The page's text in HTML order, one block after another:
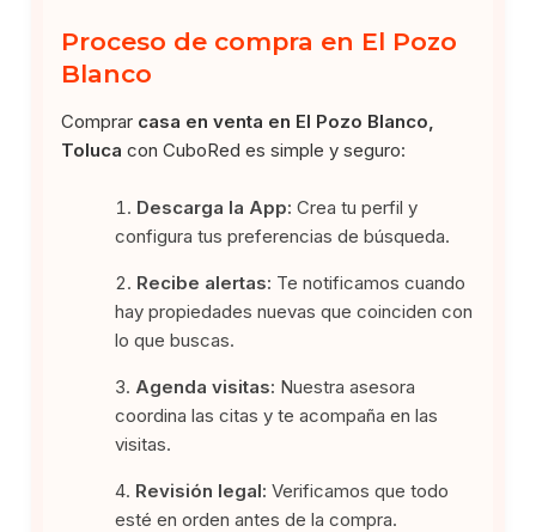
Proceso de compra en El Pozo
Blanco
Comprar casa en venta en El Pozo Blanco,
Toluca con CuboRed es simple y seguro:
Descarga la App: Crea tu perfil y
configura tus preferencias de búsqueda.
Recibe alertas: Te notificamos cuando
hay propiedades nuevas que coinciden con
lo que buscas.
Agenda visitas: Nuestra asesora
coordina las citas y te acompaña en las
visitas.
Revisión legal: Verificamos que todo
esté en orden antes de la compra.